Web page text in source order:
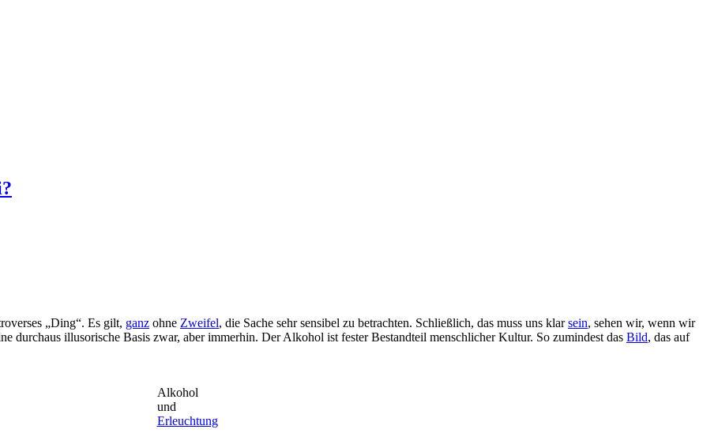
„Ding“. Es gilt, ganz ohne Zweifel, die Sache sehr sensibel zu betrachten. Schließlich, das muss uns klarsein, sehen wir, wenn wir
durchaus illusorische Basis zwar, aber immerhin. Der Alkohol ist fester Bestandteil menschlicher Kultur. So zumindest das Bild, das auf
Alkohol
und
Erleuchtung